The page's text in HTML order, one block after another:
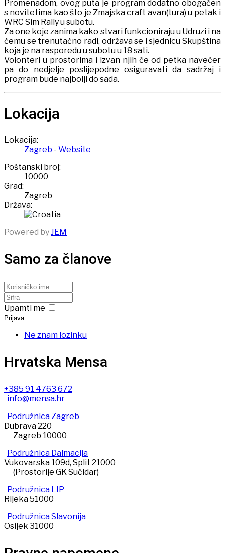
Promenadom, ovog puta je program dodatno obogaćen
s novitetima kao što je Zmajska craft avan(tura) u petak i
WRC Sim Rally u subotu.
Za one koje zanima kako stvari funkcioniraju u Udruzi i na
čemu se trenutačno radi, održava se i sjednicu Skupština
koja je na rasporedu u subotu u 18 sati.
Volonteri u prostorima i izvan njih će od petka navečer
pa do nedjelje poslijepodne osiguravati da sadržaj i
program bude najbolji do sada.
Lokacija
Lokacija:
Zagreb - Website
Poštanski broj:
10000
Grad:
Zagreb
Država:
Powered byJEM
Samo za članove
Upamti me
Prijava
Ne znam lozinku
Hrvatska Mensa
+385 91 4763 672
info@mensa.hr
Podružnica Zagreb
Dubrava 220
Zagreb 10000
Podružnica Dalmacija
Vukovarska 109d, Split 21000
(Prostorije GK Sućidar)
Podružnica LIP
Rijeka 51000
Podružnica Slavonija
Osijek 31000